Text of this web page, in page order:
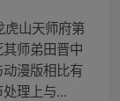
虎山天师府第
师弟田晋中
漫版相比有
理上与...